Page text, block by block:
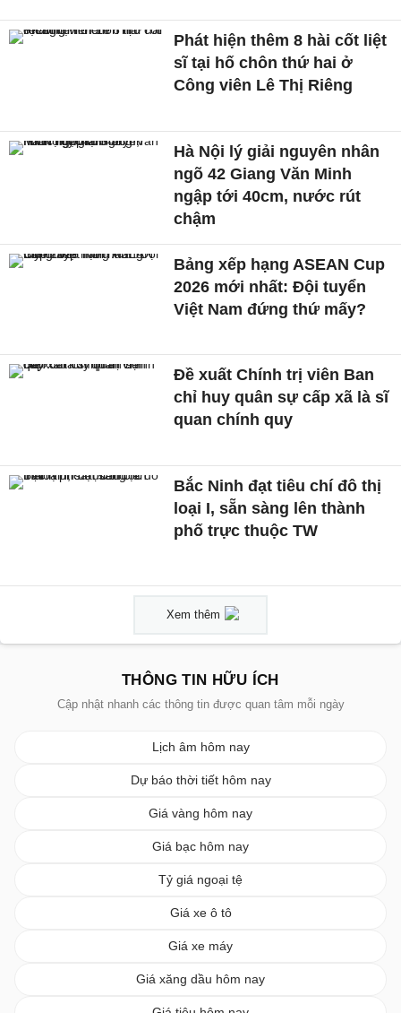
Phát hiện thêm 8 hài cốt liệt
sĩ tại hố chôn thứ hai ở
Công viên Lê Thị Riêng
Hà Nội lý giải nguyên nhân
ngõ 42 Giang Văn Minh
ngập tới 40cm, nước rút
chậm
Bảng xếp hạng ASEAN Cup
2026 mới nhất: Đội tuyển
Việt Nam đứng thứ mấy?
Đề xuất Chính trị viên Ban
chỉ huy quân sự cấp xã là sĩ
quan chính quy
Bắc Ninh đạt tiêu chí đô thị
loại I, sẵn sàng lên thành
phố trực thuộc TW
Xem thêm
THÔNG TIN HỮU ÍCH
Cập nhật nhanh các thông tin được quan tâm mỗi ngày
Lịch âm hôm nay
Dự báo thời tiết hôm nay
Giá vàng hôm nay
Giá bạc hôm nay
Tỷ giá ngoại tệ
Giá xe ô tô
Giá xe máy
Giá xăng dầu hôm nay